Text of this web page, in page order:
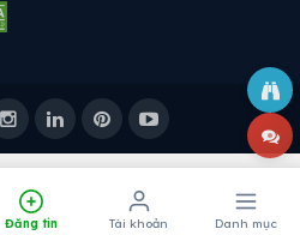
Đăng tin Tài khoản Danh mục